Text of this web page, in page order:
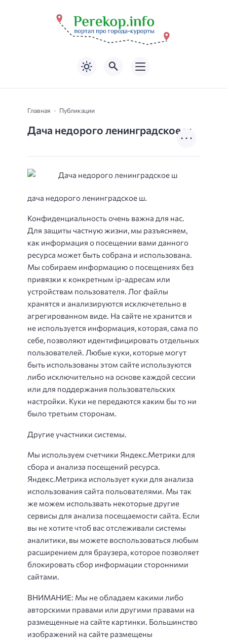
Главная Публикации
Дача недорого ленинградское ш
дача недорого ленинградское ш.
Конфиденциальность очень важна для нас.
Для защиты частную жизни, мы разъясняем,
как информация о посещении вами данного
ресурса может быть собрана и использована.
Мы собираем информацию о посещениях без
привязки к конкретным ip-адресам или
устройствам пользователя. Лог файлы
хранятся и анализируются исключетельно в
агрегированном виде. На сайте не хранится и
не используется информация, которая, сама по
себе, позволяют идентифицировать отдельных
пользователей. Любые куки, которые могут
быть использованы этом сайте используются
либо исключительно на основе каждой сессии
или для поддержания пользовательских
настройки. Куки не передаются каким бы то ни
было третьим сторонам.
Другие участники системы.
Мы используем счетчики Яндекс.Метрики для
сбора и анализа посещений ресурса.
Яндекс.Метрика использует куки для анализа
использования сайта польователями. Мы так
же можем использвать некоторые другие
сервисы для анализа посещаемости сайта. Если
вы не хотите чтоб вас отслеживали системы
аналитики, вы можете воспользоваться любым
расширением для браузера, которое позволяет
блокировать сбор информации сторонними
сайтами.
ВНИМАНИЕ: Мы не обладаем какими либо
авторскими правами или другими правами на
размещенные на сайте картинки. Большинство
изображений на сайте размещены